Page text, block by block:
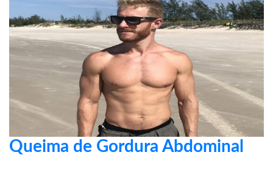
Queima de Gordura Abdominal